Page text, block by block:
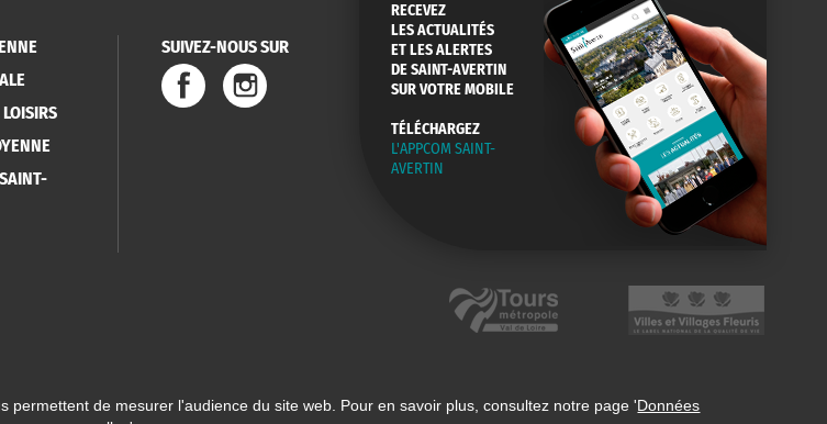
SUIVEZ-NOUS SUR
RECEVEZ
LES ACTUALITÉS
ET LES ALERTES
DE SAINT-AVERTIN
SUR VOTRE MOBILE
TÉLÉCHARGEZ
L'APPCOM SAINT-
AVERTIN
de mesurer l'audience du site web. Pour en savoir plus, consultez notre page 'Données